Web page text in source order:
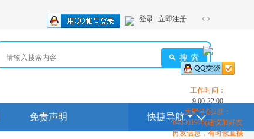
换
到
宽
版
登录 立即注册
搜索
免责声明 快捷导航
工作时间：
9:00-22:00
天野学院2群：
648301976(建议加好友
再发信息，有时候直接